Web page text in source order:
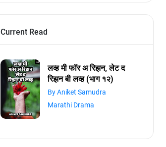
Current Read
लव्ह मी फॉर अ रिझन, लेट द
रिझन बी लव्ह (भाग १२)
By Aniket Samudra
Marathi Drama